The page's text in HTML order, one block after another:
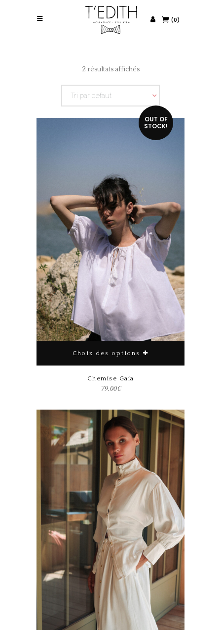
(0)
2 résultats affichés
Tri par défaut
OUT OF
STOCK!
Choix des options
Ce produit a plusieurs variations. Les options peuvent être choisies sur la page du produit
Chemise Gaia
79.00€